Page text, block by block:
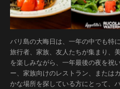
バリ島の大晦日は、一年の中でも特
旅行者、家族、友人たちが集まり、
を楽しみながら、一年最後の夜を祝
ー、家族向けのレストラン、または
かな場所を探している方にとって、